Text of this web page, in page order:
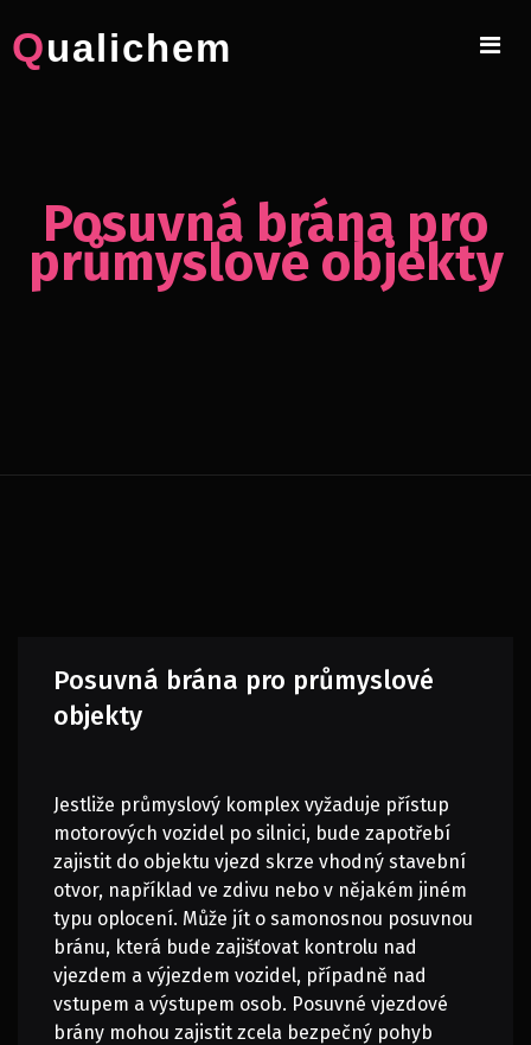
to
content
Qualichem
Posuvná brána pro
průmyslové objekty
Posuvná brána pro průmyslové
objekty
Jestliže průmyslový komplex vyžaduje přístup
motorových vozidel po silnici, bude zapotřebí
zajistit do objektu vjezd skrze vhodný stavební
otvor, například ve zdivu nebo v nějakém jiném
typu oplocení. Může jít o samonosnou posuvnou
bránu, která bude zajišťovat kontrolu nad
vjezdem a výjezdem vozidel, případně nad
vstupem a výstupem osob. Posuvné vjezdové
brány mohou zajistit zcela bezpečný pohyb